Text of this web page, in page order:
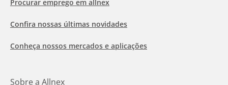
Procurar emprego em allnex
Confira nossas últimas novidades
Conheça nossos mercados e aplicações
Sobre a Allnex